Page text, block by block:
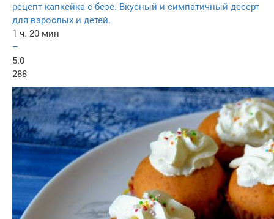
рецепт капкейка с безе. Вкусный и симпатичный десерт
для взрослых и детей.
1 ч. 20 мин
–
5.0
288